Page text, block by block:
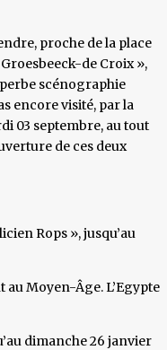
proche de la place
de Croix »,
scénographie
encore visité, par la
03 septembre, au tout
de ces deux
Rops », jusqu’au
au Moyen-Âge. L’Egypte
dimanche 26 janvier